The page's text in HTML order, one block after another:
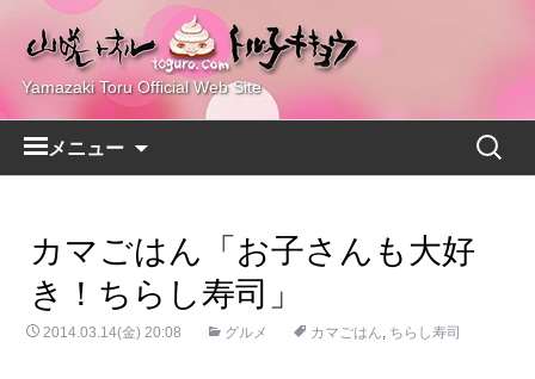
Yamazaki Toru Official Web Site
メニュー
ツ
ス
キ
検
カマごはん「お子さんも大好
き！ちらし寿司」
2014.03.14(金) 20:08 グルメ カマごはん, ちらし寿司